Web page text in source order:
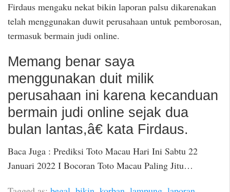
Firdaus mengaku nekat bikin laporan palsu dikarenakan
telah menggunakan duwit perusahaan untuk pemborosan,
termasuk bermain judi online.
Memang benar saya
menggunakan duit milik
perusahaan ini karena kecanduan
bermain judi online sejak dua
bulan lantas,â€ kata Firdaus.
Baca Juga : Prediksi Toto Macau Hari Ini Sabtu 22
Januari 2022 I Bocoran Toto Macau Paling Jitu…